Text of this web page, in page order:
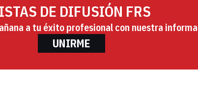
DE DIFUSIÓN FRS
a tu éxito profesional con nuestra
UNIRME